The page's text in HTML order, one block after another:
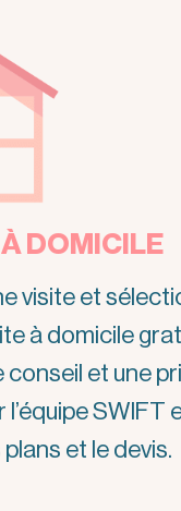
DOMICILE
visite et
à domicile
et une
SWIFT
et le devis.